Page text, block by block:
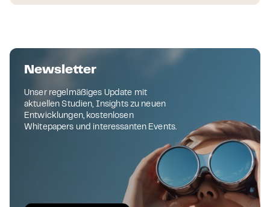
Newsletter
Unser regelmäßiges Update mit
aktuellen Studien, Insights zu neuen
Entwicklungen, kostenlosen
Whitepapers und interessanten Events.